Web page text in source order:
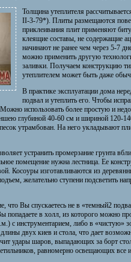
Толщина утеплителя
II-3-79*). Плиты размещаются
приклеивания плит применяют
клеящие составы, не содержащие
начинают не ранее чем через 5-7
можно применить другую
заливки. Получаем конструкцию
утеплителем может быть даже
В практике эксплуатации дома
подвал и утеплить его. Чтобы
использовать более простую и
глубиной 40-60 см и шириной 120-
утрамбован. На него укладывают
устранить промерзание грунта
помещение нужна лестница. Ее
Косоуры изготавливаются из
желательно ступени подсветить
что Вы спускаетесь не в «темный2
попадаете в холл, из которого можно
с инструментарием, либо в «чистую»
двух киев и стола, что дает
удары шаров, выпадающих за борт
равномерно освещающих все